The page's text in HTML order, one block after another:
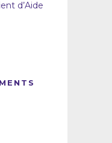
d’Aide